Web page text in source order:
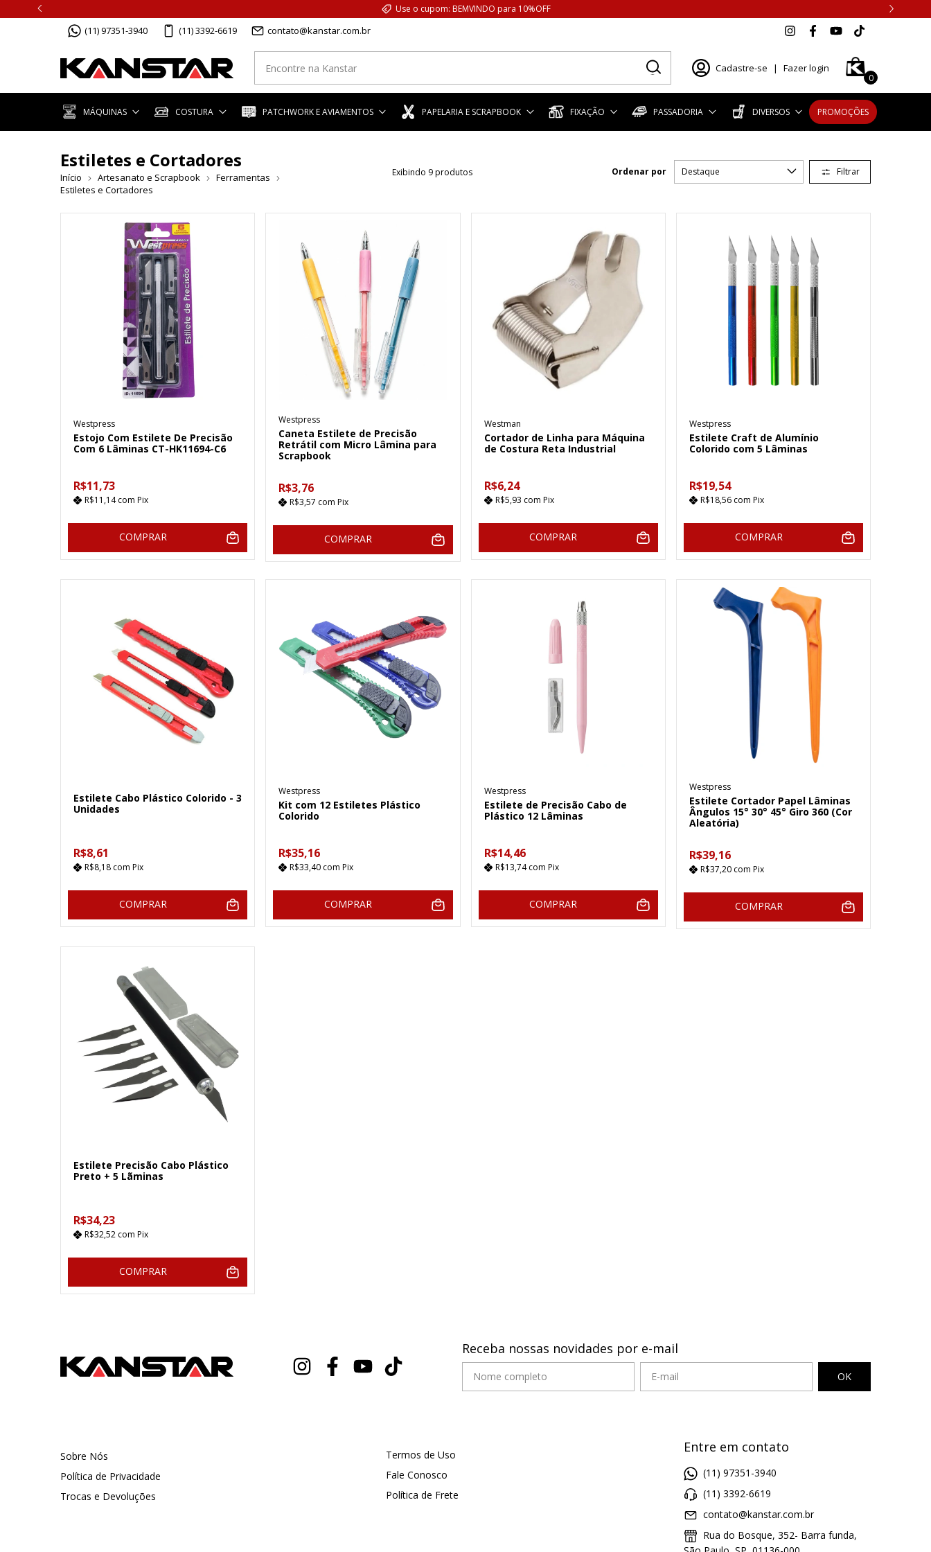
Use o cupom: BEMVINDO para 10%OFF
(11) 97351-3940 (11) 3392-6619 contato@kanstar.com.br
Cadastre-se | Fazer login
0
MÁQUINAS COSTURA PATCHWORK E AVIAMENTOS PAPELARIA E SCRAPBOOK FIXAÇÃO PASSADORIA DIVERSOS PROMOÇÕES
Estiletes e Cortadores
Início Artesanato e Scrapbook
Ferramentas
Estiletes e Cortadores
Exibindo 9 produtos Ordenar por Filtrar
Westpress
Estojo Com Estilete De Precisão
Com 6 Lâminas CT-HK11694-C6
R$11,73
R$11,14com Pix
COMPRAR
Westpress
Caneta Estilete de Precisão
Retrátil com Micro Lâmina para
Scrapbook
R$3,76
R$3,57 com Pix
COMPRAR
Westman
Cortador de Linha para Máquina
de Costura Reta Industrial
R$6,24
R$5,93 com Pix
COMPRAR
Westpress
Estilete Craft de Alumínio
Colorido com 5 Lâminas
R$19,54
R$18,56 com Pix
COMPRAR
Estilete Cabo Plástico Colorido - 3
Unidades
R$8,61
R$8,18 com Pix
COMPRAR
Westpress
Kit com 12 Estiletes Plástico
Colorido
R$35,16
R$33,40 com Pix
COMPRAR
Westpress
Estilete de Precisão Cabo de
Plástico 12 Lâminas
R$14,46
R$13,74com Pix
COMPRAR
Westpress
Estilete Cortador Papel Lâminas
Ângulos 15° 30° 45° Giro 360 (Cor
Aleatória)
R$39,16
R$37,20 com Pix
COMPRAR
Estilete Precisão Cabo Plástico
Preto + 5 Lãminas
R$34,23
R$32,52 com Pix
COMPRAR
Receba nossas novidades por e-mail
Sobre Nós
Política de Privacidade
Trocas e Devoluções
Termos de Uso
Fale Conosco
Política de Frete
Entre em contato
(11) 97351-3940
(11) 3392-6619
contato@kanstar.com.br
Rua do Bosque, 352- Barra funda,